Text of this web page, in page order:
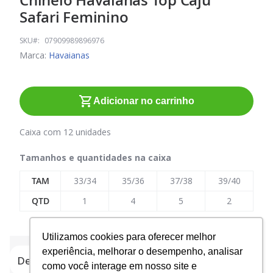
Utilizamos cookies para oferecer melhor
experiência, melhorar o desempenho, analisar
como você interage em nosso site e
para
o
início
da
imagens
Safari Feminino
SKU 07909989896976
Marca: Havaianas
Adicionar no carrinho
Caixa com 12 unidades
Tamanhos e quantidades na caixa
TAM
33/34 35/36 37/38
39/40
QTD
1 4 5 2
Detalhes do produto